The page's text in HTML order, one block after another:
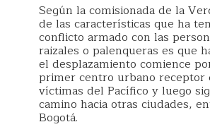
Según la comisionada de la
de las características que ha
conflicto armado con las
raizales o palenqueras es que
el desplazamiento comience
primer centro urbano receptor
víctimas del Pacífico y luego
camino hacia otras ciudades,
Bogotá.